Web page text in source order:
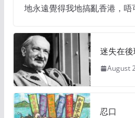
地永遠覺得我地搞亂香港，唔
迷失在
August
忍口